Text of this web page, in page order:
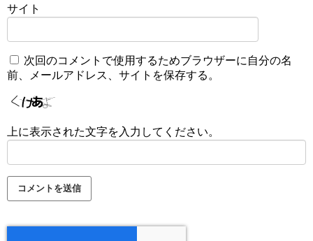
サイト
次回のコメントで使用するためブラウザーに自分の名
前、メールアドレス、サイトを保存する。
上に表示された文字を入力してください。